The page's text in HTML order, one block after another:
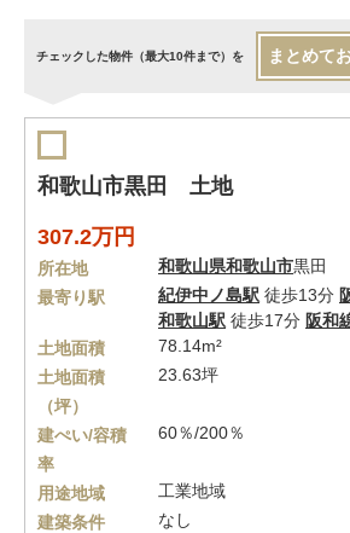
チェックした物件（最大10件まで）を まとめて
和歌山市黒田 土地
307.2万円
所在地 和歌山県和歌山市黒田
最寄り駅
紀伊中ノ島駅 徒歩13分
和歌山駅 徒歩17分 阪和
土地面積
78.14m²
土地面積
（坪）
23.63坪
建ぺい/容積
率
60％/200％
用途地域
工業地域
建築条件
なし